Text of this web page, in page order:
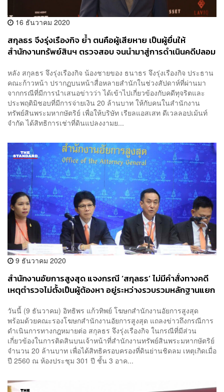
16 ธันวาคม 2020
สกุลธร จึงรุ่งเรืองกิจ ย้ำ ตนคือผู้เสียหาย เป็นผู้ยื่นให้
สำนักงานทรัพย์สินฯ ตรวจสอบ จนนำมาสู่การดำเนินคดีปลอม
หลัง สกุลธร จึงรุ่งเรืองกิจ น้องชายของ ธนาธร จึงรุ่งเรืองกิจ ประธาน
คณะก้าวหน้า ปรากฏบนหน้าสื่อหลายสำนักในช่วงสัปดาห์ที่ผ่านมา
จากกรณีที่มีการนำเสนอข่าวว่า ได้เข้าไปเกี่ยวข้องกับคดีทุจริตและ
ประพฤติมิชอบที่มีการจ่ายเงิน 20 ล้านบาท ให้กับคนในสํานักงาน
ทรัพย์สินพระมหากษัตริย์ เพื่อให้บริษัท เรียลแอสเสท ดีเวลลอปเม้นท์
จํากัด ได้สิทธิการเช่าที่ดินแปลงงามย...
9 ธันวาคม 2020
สำนักงานอัยการสูงสุด แจงกรณี ‘สกุลธร’ ไม่มีคำสั่งทางคดี
เหตุตำรวจไม่ตั้งเป็นผู้ต้องหา อยู่ระหว่างรวบรวมหลักฐานแยก
วันนี้ (9 ธันวาคม) อิทธิพร แก้วทิพย์ โฆษกสำนักงานอัยการสูงสุด
พร้อมด้วยคณะรองโฆษกสำนักงานอัยการสูงสุด แถลงข่าวถึงกรณีการ
ดำเนินการทางกฎหมายต่อ สกุลธร จึงรุ่งเรืองกิจ ในกรณีที่มีส่วน
เกี่ยวข้องในการติดสินบนเจ้าหน้าที่สำนักงานทรัพย์สินพระมหากษัตริย์
จำนวน 20 ล้านบาท เพื่อได้สิทธิครอบครองที่ดินย่านชิดลม เหตุเกิดเมื่อ
ปี 2560 ณ ห้องประชุม 301 ปี ชั้น 3 อาค...